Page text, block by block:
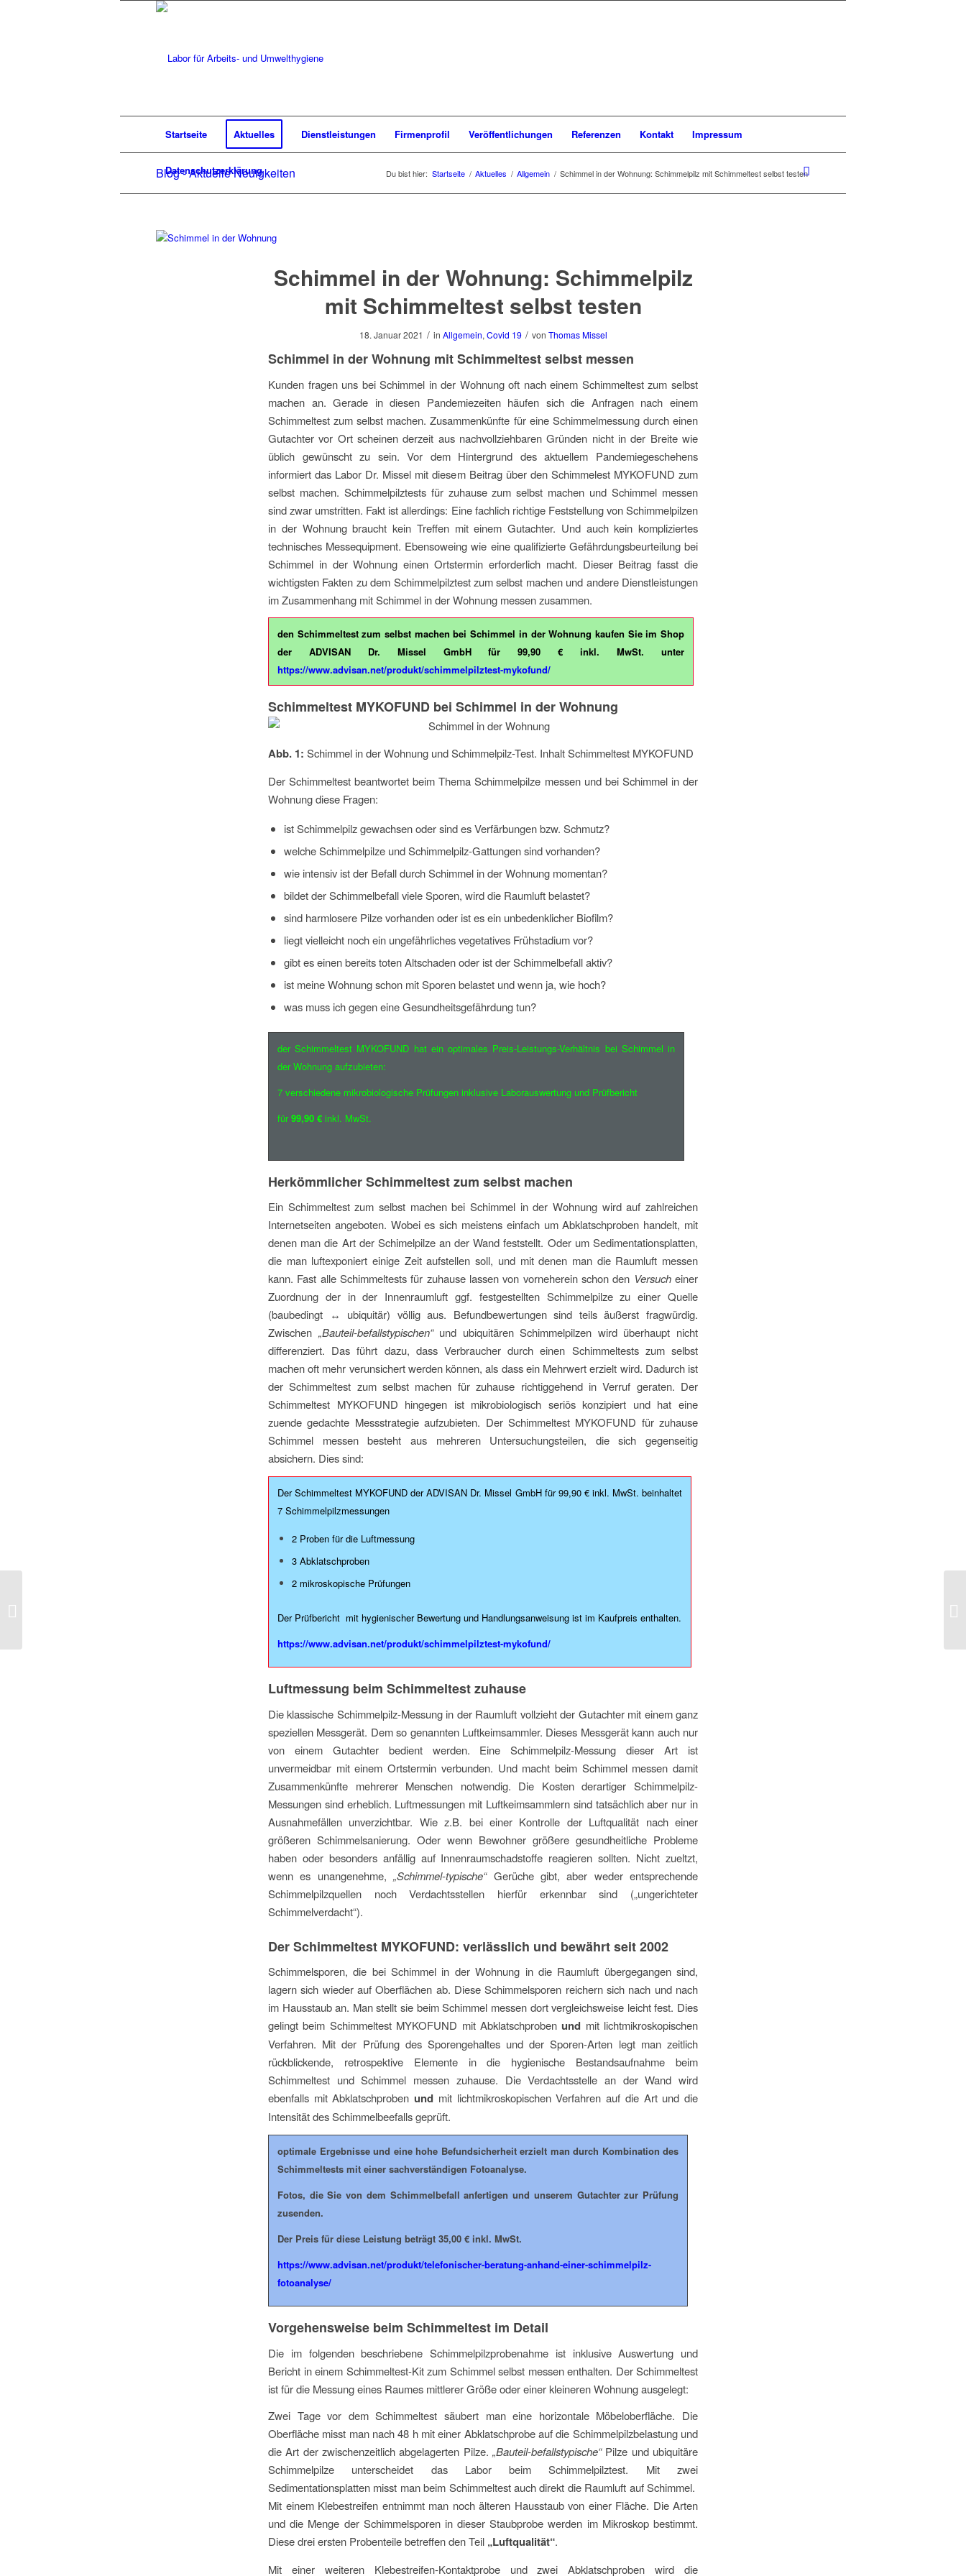
Startseite Aktuelles Dienstleistungen Firmenprofil Veröffentlichungen Referenzen Kontakt Impressum
Datenschutzerklärung
Blog - Aktuelle Neuigkeiten Du bist hier: Startseite / Aktuelles / Allgemein / Schimmel in der Wohnung: Schimmelpilz mit Schimmeltest selbst testen
Schimmel in der Wohnung: Schimmelpilz
mit Schimmeltest selbst testen
18. Januar 2021 / in Allgemein, Covid 19 / von Thomas Missel
Schimmel in der Wohnung mit Schimmeltest selbst messen
Kunden fragen uns bei Schimmel in der Wohnung oft nach einem Schimmeltest zum selbst
machen an. Gerade in diesen Pandemiezeiten häufen sich die Anfragen nach einem
Schimmeltest zum selbst machen. Zusammenkünfte für eine Schimmelmessung durch einen
Gutachter vor Ort scheinen derzeit aus nachvollziehbaren Gründen nicht in der Breite wie
üblich gewünscht zu sein. Vor dem Hintergrund des aktuellem Pandemiegeschehens
informiert das Labor Dr. Missel mit diesem Beitrag über den Schimmelest MYKOFUND zum
selbst machen. Schimmelpilztests für zuhause zum selbst machen und Schimmel messen
sind zwar umstritten. Fakt ist allerdings: Eine fachlich richtige Feststellung von Schimmelpilzen
in der Wohnung braucht kein Treffen mit einem Gutachter. Und auch kein kompliziertes
technisches Messequipment. Ebensoweing wie eine qualifizierte Gefährdungsbeurteilung bei
Schimmel in der Wohnung einen Ortstermin erforderlich macht. Dieser Beitrag fasst die
wichtigsten Fakten zu dem Schimmelpilztest zum selbst machen und andere Dienstleistungen
im Zusammenhang mit Schimmel in der Wohnung messen zusammen.
den Schimmeltest zum selbst machen bei Schimmel in der Wohnung kaufen Sie im Shop
der ADVISAN Dr. Missel GmbH für 99,90 € inkl. MwSt. unter
https://www.advisan.net/produkt/schimmelpilztest-mykofund/
Schimmeltest MYKOFUND bei Schimmel in der Wohnung
Abb. 1: Schimmel in der Wohnung und Schimmelpilz-Test. Inhalt Schimmeltest MYKOFUND
Der Schimmeltest beantwortet beim Thema Schimmelpilze messen und bei Schimmel in der
Wohnung diese Fragen:
ist Schimmelpilz gewachsen oder sind es Verfärbungen bzw. Schmutz?
welche Schimmelpilze und Schimmelpilz-Gattungen sind vorhanden?
wie intensiv ist der Befall durch Schimmel in der Wohnung momentan?
bildet der Schimmelbefall viele Sporen, wird die Raumluft belastet?
sind harmlosere Pilze vorhanden oder ist es ein unbedenklicher Biofilm?
liegt vielleicht noch ein ungefährliches vegetatives Frühstadium vor?
gibt es einen bereits toten Altschaden oder ist der Schimmelbefall aktiv?
ist meine Wohnung schon mit Sporen belastet und wenn ja, wie hoch?
was muss ich gegen eine Gesundheitsgefährdung tun?
der Schimmeltest MYKOFUND hat ein optimales Preis-Leistungs-Verhältnis bei Schimmel in
der Wohnung aufzubieten:
7 verschiedene mikrobiologische Prüfungen inklusive Laborauswertung und Prüfbericht
für99,90 € inkl. MwSt.
Herkömmlicher Schimmeltest zum selbst machen
Ein Schimmeltest zum selbst machen bei Schimmel in der Wohnung wird auf zahlreichen
Internetseiten angeboten. Wobei es sich meistens einfach um Abklatschproben handelt, mit
denen man die Art der Schimelpilze an der Wand feststellt. Oder um Sedimentationsplatten,
die man luftexponiert einige Zeit aufstellen soll, und mit denen man die Raumluft messen
kann. Fast alle Schimmeltests für zuhause lassen von vorneherein schon den Versucheiner
Zuordnung der in der Innenraumluft ggf. festgestellten Schimmelpilze zu einer Quelle
(baubedingt ↔ ubiquitär) völlig aus. Befundbewertungen sind teils äußerst fragwürdig.
Zwischen „Bauteil-befallstypischen“und ubiquitären Schimmelpilzen wird überhaupt nicht
differenziert. Das führt dazu, dass Verbraucher durch einen Schimmeltests zum selbst
machen oft mehr verunsichert werden können, als dass ein Mehrwert erzielt wird. Dadurch ist
der Schimmeltest zum selbst machen für zuhause richtiggehend in Verruf geraten. Der
Schimmeltest MYKOFUND hingegen ist mikrobiologisch seriös konzipiert und hat eine
zuende gedachte Messstrategie aufzubieten. Der Schimmeltest MYKOFUND für zuhause
Schimmel messen besteht aus mehreren Untersuchungsteilen, die sich gegenseitig
absichern. Dies sind:
Der Schimmeltest MYKOFUND der ADVISAN Dr. Missel GmbH für 99,90 € inkl. MwSt. beinhaltet
7 Schimmelpilzmessungen
2 Proben für die Luftmessung
3 Abklatschproben
2 mikroskopische Prüfungen
Der Prüfbericht mit hygienischer Bewertung und Handlungsanweisung ist im Kaufpreis enthalten.
https://www.advisan.net/produkt/schimmelpilztest-mykofund/
Luftmessung beim Schimmeltest zuhause
Die klassische Schimmelpilz-Messung in der Raumluft vollzieht der Gutachter mit einem ganz
speziellen Messgerät. Dem so genannten Luftkeimsammler. Dieses Messgerät kann auch nur
von einem Gutachter bedient werden. Eine Schimmelpilz-Messung dieser Art ist
unvermeidbar mit einem Ortstermin verbunden. Und macht beim Schimmel messen damit
Zusammenkünfte mehrerer Menschen notwendig. Die Kosten derartiger Schimmelpilz-
Messungen sind erheblich. Luftmessungen mit Luftkeimsammlern sind tatsächlich aber nur in
Ausnahmefällen unverzichtbar. Wie z.B. bei einer Kontrolle der Luftqualität nach einer
größeren Schimmelsanierung. Oder wenn Bewohner größere gesundheitliche Probleme
haben oder besonders anfällig auf Innenraumschadstoffe reagieren sollten. Nicht zueltzt,
wenn es unangenehme,„Schimmel-typische“Gerüche gibt, aber weder entsprechende
Schimmelpilzquellen noch Verdachtsstellen hierfür erkennbar sind („ungerichteter
Schimmelverdacht“).
Der Schimmeltest MYKOFUND: verlässlich und bewährt seit 2002
Schimmelsporen, die bei Schimmel in der Wohnung in die Raumluft übergegangen sind,
lagern sich wieder auf Oberflächen ab. Diese Schimmelsporen reichern sich nach und nach
im Hausstaub an. Man stellt sie beim Schimmel messen dort vergleichsweise leicht fest. Dies
gelingt beim Schimmeltest MYKOFUND mit Abklatschprobenund mit lichtmikroskopischen
Verfahren. Mit der Prüfung des Sporengehaltes und der Sporen-Arten legt man zeitlich
rückblickende, retrospektive Elemente in die hygienische Bestandsaufnahme beim
Schimmeltest und Schimmel messen zuhause. Die Verdachtsstelle an der Wand wird
ebenfalls mit Abklatschprobenund mit lichtmikroskopischen Verfahren auf die Art und die
Intensität des Schimmelbeefalls geprüft.
optimale Ergebnisse und eine hohe Befundsicherheit erzielt man durch Kombination des
Schimmeltests mit einer sachverständigen Fotoanalyse.
Fotos, die Sie von dem Schimmelbefall anfertigen und unserem Gutachter zur Prüfung
zusenden.
Der Preis für diese Leistung beträgt 35,00 € inkl. MwSt.
https://www.advisan.net/produkt/telefonischer-beratung-anhand-einer-schimmelpilz-
fotoanalyse/
Vorgehensweise beim Schimmeltest im Detail
Die im folgenden beschriebene Schimmelpilzprobenahme ist inklusive Auswertung und
Bericht in einem Schimmeltest-Kit zum Schimmel selbst messen enthalten. Der Schimmeltest
ist für die Messung eines Raumes mittlerer Größe oder einer kleineren Wohnung ausgelegt:
Zwei Tage vor dem Schimmeltest säubert man eine horizontale Möbeloberfläche. Die
Oberfläche misst man nach 48 h mit einer Abklatschprobe auf die Schimmelpilzbelastung und
die Art der zwischenzeitlich abgelagerten Pilze. „Bauteil-befallstypische“Pilze und ubiquitäre
Schimmelpilze unterscheidet das Labor beim Schimmelpilztest. Mit zwei
Sedimentationsplatten misst man beim Schimmeltest auch direkt die Raumluft auf Schimmel.
Mit einem Klebestreifen entnimmt man noch älteren Hausstaub von einer Fläche. Die Arten
und die Menge der Schimmelsporen in dieser Staubprobe werden im Mikroskop bestimmt.
Diese drei ersten Probenteile betreffen den Teil „Luftqualität“.
Mit einer weiteren Klebestreifen-Kontaktprobe und zwei Abklatschproben wird die